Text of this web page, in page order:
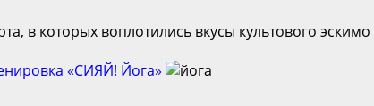
в которых воплотились вкусы культового
«СИЯЙ! Йога»